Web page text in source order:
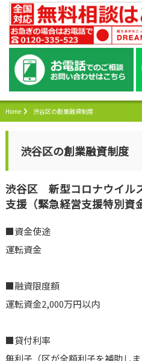
Home 渋谷区の創業融資制度
渋谷区の創業融資制度
渋谷区 新型コロナウイル
支援（緊急経営支援特別資
■資金使途
運転資金
■融資限度額
運転資金2,000万円以内
■貸付利率
無利子（区が全額利子を補助しま